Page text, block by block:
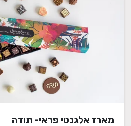
מארז אלגנטי פראי- תודה